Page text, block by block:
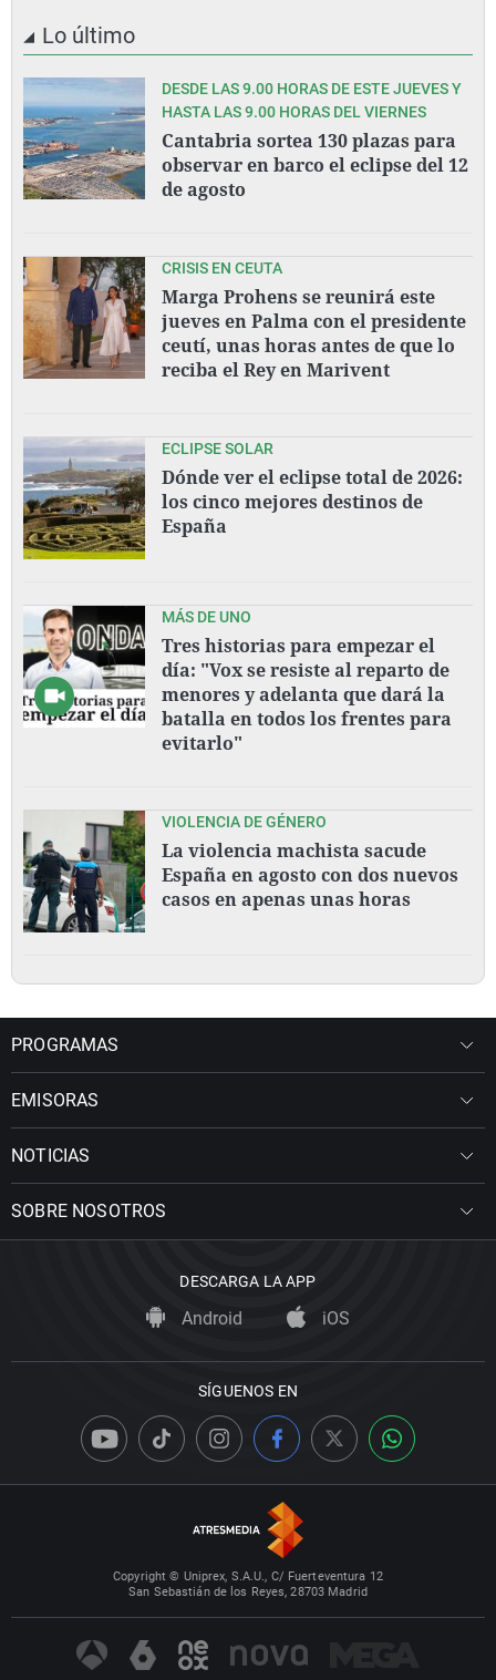
Lo último
DESDE LAS 9.00 HORAS DE ESTE JUEVES Y
HASTA LAS 9.00 HORAS DEL VIERNES
Cantabria sortea 130 plazas para
observar en barco el eclipse del 12
de agosto
CRISIS EN CEUTA
Marga Prohens se reunirá este
jueves en Palma con el presidente
ceutí, unas horas antes de que lo
reciba el Rey en Marivent
ECLIPSE SOLAR
Dónde ver el eclipse total de 2026:
los cinco mejores destinos de
España
MÁS DE UNO
Tres historias para empezar el
día: "Vox se resiste al reparto de
menores y adelanta que dará la
batalla en todos los frentes para
evitarlo"
VIOLENCIA DE GÉNERO
La violencia machista sacude
España en agosto con dos nuevos
casos en apenas unas horas
PROGRAMAS
EMISORAS
NOTICIAS
SOBRE NOSOTROS
DESCARGA LA APP
Android iOS
SÍGUENOS EN
Copyright © Uniprex, S.A.U., C/ Fuerteventura 12
San Sebastián de los Reyes, 28703 Madrid